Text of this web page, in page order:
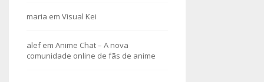
maria em Visual Kei
alefem Anime Chat – A nova
comunidade online de fãs de anime